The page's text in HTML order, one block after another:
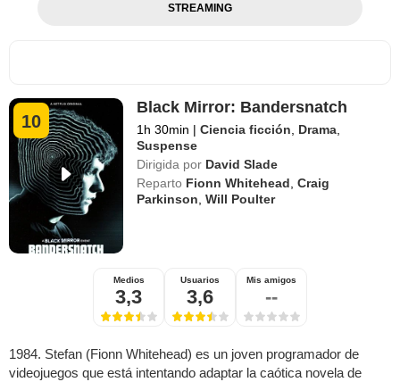
STREAMING
10
Black Mirror: Bandersnatch
1h 30min | Ciencia ficción, Drama,
Suspense
Dirigida por David Slade
Reparto Fionn Whitehead,Craig
Parkinson,Will Poulter
Medios
3,3
Usuarios
3,6
Mis amigos
--
1984. Stefan (Fionn Whitehead) es un joven programador de
videojuegos que está intentando adaptar la caótica novela de